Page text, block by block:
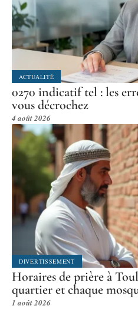
ACTUALITÉ
0270 indicatif tel : les
vous décrochez
4 août 2026
DIVERTISSEMENT
Horaires de prière à
quartier et chaque
1 août 2026